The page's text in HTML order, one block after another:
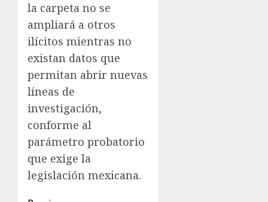
la carpeta no se
ampliará a otros
ilícitos mientras no
existan datos que
permitan abrir nuevas
líneas de
investigación,
conforme al
parámetro probatorio
que exige la
legislación mexicana.